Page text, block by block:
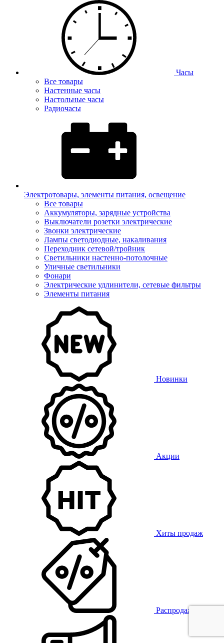
Часы
Все товары
Настенные часы
Настольные часы
Радиочасы
Электротовары, элементы питания, освещение
Все товары
Аккумуляторы, зарядные устройства
Выключатели розетки электрические
Звонки электрические
Лампы светодиодные, накаливания
Переходник сетевой/тройник
Светильники настенно-потолочные
Уличные светильники
Фонари
Электрические удлинители, сетевые фильтры
Элементы питания
Новинки
Акции
Хиты продаж
Распродажа